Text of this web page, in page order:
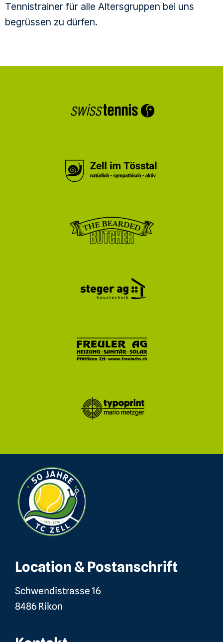
Tennistrainer für alle Altersgruppen bei uns
begrüssen zu dürfen.
Location & Postanschrift
Schwendistrasse 16
8486 Rikon